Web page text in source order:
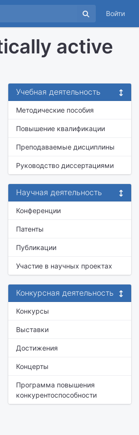
Войти
active
Учебная деятельность
Методические пособия
Повышение квалификации
Преподаваемые дисциплины
Руководство диссертациями
Научная деятельность
Конференции
Патенты
Публикации
Участие в научных проектах
Конкурсная деятельность
Конкурсы
Выставки
Достижения
Концерты
Программа повышения
конкурентоспособности